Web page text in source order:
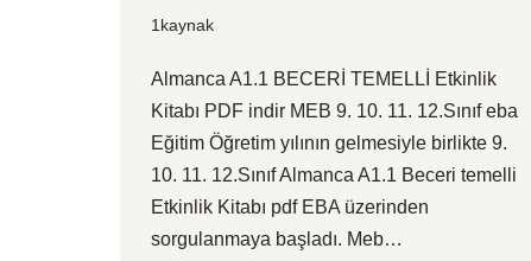
1kaynak
Almanca A1.1 BECERİ TEMELLİ Etkinlik
Kitabı PDF indir MEB 9. 10. 11. 12.Sınıf eba
Eğitim Öğretim yılının gelmesiyle birlikte 9.
10. 11. 12.Sınıf Almanca A1.1 Beceri temelli
Etkinlik Kitabı pdf EBA üzerinden
sorgulanmaya başladı. Meb…